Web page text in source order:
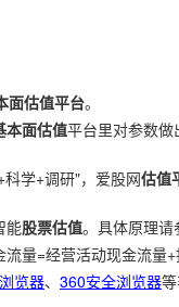
面估值平台。
本面估值平台里对参数
学+调研"，爱股网估值
能股票估值。具体原理请
量=经营活动现金流量
览器、 360安全浏览器等